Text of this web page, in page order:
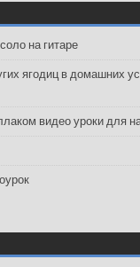
на гитаре
ягодиц в домашних
видео уроки для